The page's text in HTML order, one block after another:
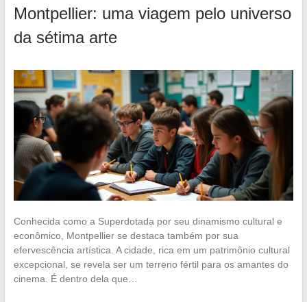
Montpellier: uma viagem pelo universo
da sétima arte
Conhecida como a Superdotada por seu dinamismo cultural e
econômico, Montpellier se destaca também por sua
efervescência artística. A cidade, rica em um patrimônio cultural
excepcional, se revela ser um terreno fértil para os amantes do
cinema. É dentro dela que…